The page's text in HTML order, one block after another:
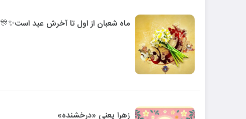
ماه شعبان از اول تا آخرش عید است✨🎊
زهرا یعنی «درخشنده»